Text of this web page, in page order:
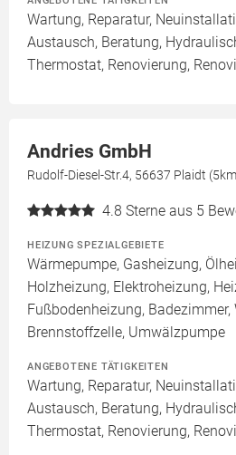
Wartung, Reparatur,
Austausch, Beratung,
Thermostat, Renovierung,
Andries GmbH
Rudolf-Diesel-Str.4, 56637 Plaidt
4.8 Sterne aus 5
HEIZUNG SPEZIALGEBIETE
Wärmepumpe, Gasheizung,
Holzheizung, Elektroheizung,
Fußbodenheizung,
Brennstoffzelle, Umwälzpumpe
ANGEBOTENE TÄTIGKEITEN
Wartung, Reparatur,
Austausch, Beratung,
Thermostat, Renovierung,